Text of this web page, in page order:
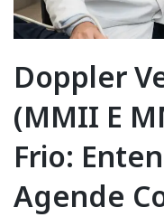
Doppler
(MMII E
Frio:
Agende